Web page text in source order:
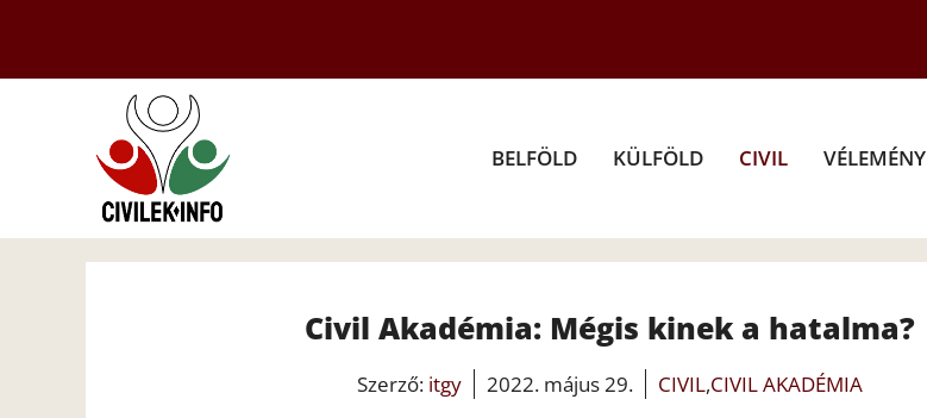
tartalomba
BELFÖLD KÜLFÖLD CIVIL VÉLEMÉNY
Civil Akadémia: Mégis kinek a hatalma?
Szerző: itgy 2022. május 29. CIVIL,CIVIL AKADÉMIA